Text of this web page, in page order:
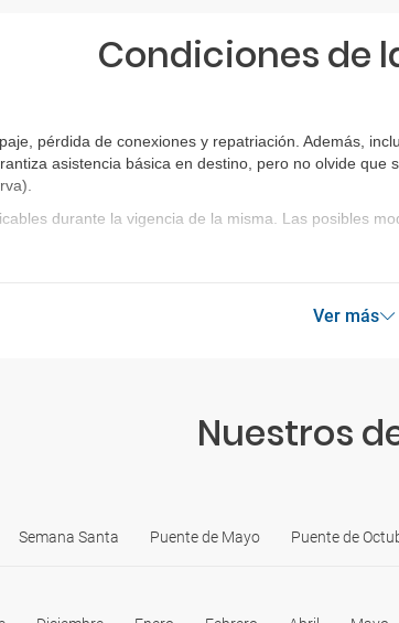
Condiciones de
pérdida de conexiones y repatriación. Además,
asistencia básica en destino, pero no olvide
.
durante la vigencia de la misma. Las posibles
Ver más
Nuestros
Semana Santa Puente de Mayo Puente de